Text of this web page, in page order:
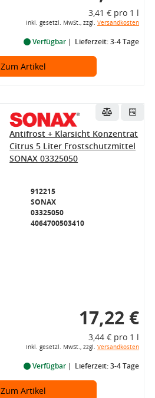
3,41 € pro 1 l
inkl. gesetzl. MwSt., zzgl. Versandkosten
Verfügbar Lieferzeit: 3-4 Tage
Zum Artikel
Antifrost + Klarsicht Konzentrat
Citrus 5 Liter Frostschutzmittel
SONAX 03325050
912215
SONAX
03325050
4064700503410
17,22 €
3,44 € pro 1 l
inkl. gesetzl. MwSt., zzgl. Versandkosten
Verfügbar Lieferzeit: 3-4 Tage
Zum Artikel